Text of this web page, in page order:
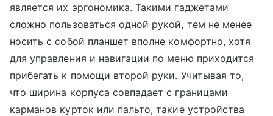
является их эргономика. Такими гаджетами
сложно пользоваться одной рукой, тем не менее
носить с собой планшет вполне комфортно, хотя
для управления и навигации по меню приходится
прибегать к помощи второй руки. Учитывая то,
что ширина корпуса совпадает с границами
карманов курток или пальто, такие устройства